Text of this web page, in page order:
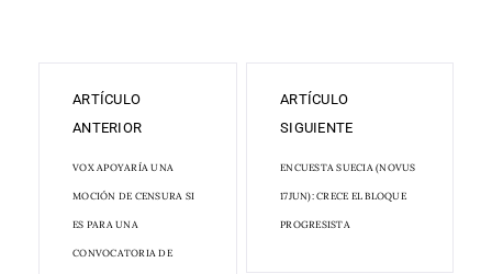
ARTÍCULO
ANTERIOR
VOX APOYARÍA UNA
MOCIÓN DE CENSURA SI
ES PARA UNA
CONVOCATORIA DE
ARTÍCULO
SIGUIENTE
ENCUESTA SUECIA (NOVUS
17JUN): CRECE EL BLOQUE
PROGRESISTA